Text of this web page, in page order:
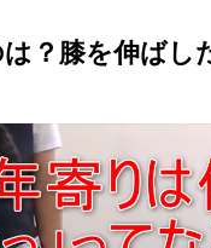
？膝を伸ばし